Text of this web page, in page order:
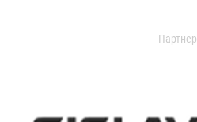
Партнер